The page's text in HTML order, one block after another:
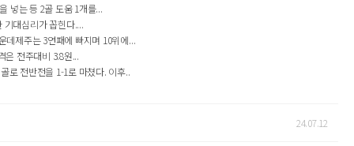
넣는 등 2골 도움 1개를...
기대심리가 꼽힌다....
데제주는 3연패에 빠지며 10위에...
은 전주대비 3.8원...
로 전반전을 1-1로 마쳤다. 이후..
24.07.12